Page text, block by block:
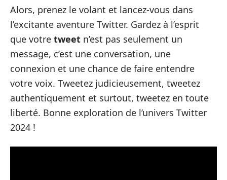
Alors, prenez le volant et lancez-vous dans
l’excitante aventure Twitter. Gardez à l’esprit
que votre tweet n’est pas seulement un
message, c’est une conversation, une
connexion et une chance de faire entendre
votre voix. Tweetez judicieusement, tweetez
authentiquement et surtout, tweetez en toute
liberté. Bonne exploration de l’univers Twitter
2024 !